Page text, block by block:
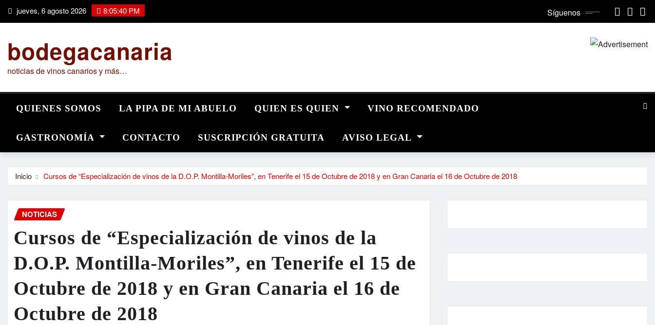
Saltarjueves, 6 agosto 2026 8:05:41 PM Síguenos
bodegacanaria
noticias de vinos canarios y más…
QUIENES SOMOS LA PIPA DE MI ABUELO QUIEN ES QUIEN VINO RECOMENDADO
GASTRONOMÍA CONTACTO SUSCRIPCIÓN GRATUITA AVISO LEGAL
Inicio Cursos de “Especialización de vinos de la D.O.P. Montilla-Moriles”, en Tenerife el 15 de Octubre de 2018 y en Gran Canaria el 16 de Octubre de 2018
NOTICIAS
Cursos de “Especialización de vinos de la
D.O.P. Montilla-Moriles”, en Tenerife el 15 de
Octubre de 2018 y en Gran Canaria el 16 de
Octubre de 2018